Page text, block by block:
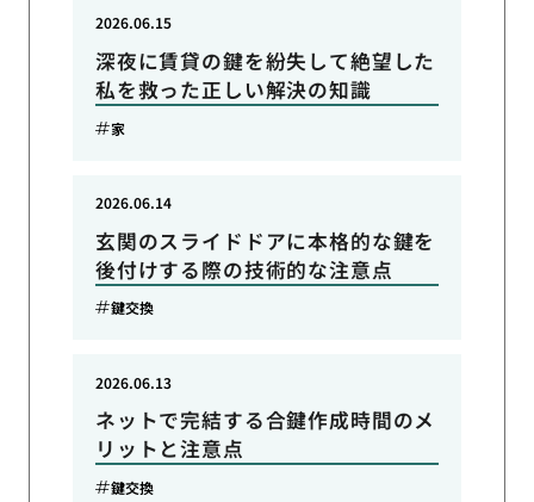
深夜に賃貸の鍵を紛失して絶望した
私を救った正しい解決の知識
2026.06.15
家
玄関のスライドドアに本格的な鍵を
後付けする際の技術的な注意点
2026.06.14
鍵交換
ネットで完結する合鍵作成時間のメ
リットと注意点
2026.06.13
鍵交換